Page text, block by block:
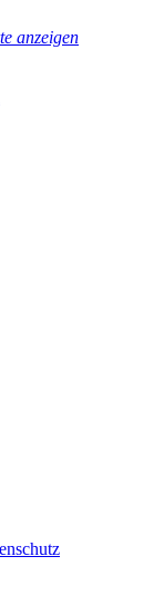
anzeigen